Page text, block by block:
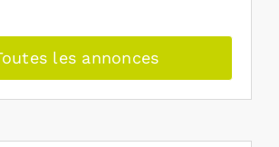
les annonces